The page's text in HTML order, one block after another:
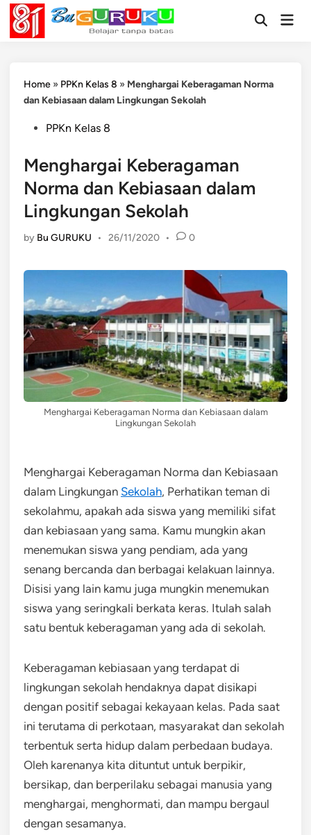
Skip
content
OpenMain
Home » PPKn Kelas 8 » Menghargai Keberagaman Norma
dan Kebiasaan dalam Lingkungan Sekolah
PostedPPKn Kelas 8
Menghargai Keberagaman
Norma dan Kebiasaan dalam
Lingkungan Sekolah
by Bu GURUKU • 26/11/2020 • 0
Menghargai Keberagaman Norma dan Kebiasaan dalam
Lingkungan Sekolah
Menghargai Keberagaman Norma dan Kebiasaan
dalam Lingkungan Sekolah, Perhatikan teman di
sekolahmu, apakah ada siswa yang memiliki sifat
dan kebiasaan yang sama. Kamu mungkin akan
menemukan siswa yang pendiam, ada yang
senang bercanda dan berbagai kelakuan lainnya.
Disisi yang lain kamu juga mungkin menemukan
siswa yang seringkali berkata keras. Itulah salah
satu bentuk keberagaman yang ada di sekolah.
Keberagaman kebiasaan yang terdapat di
lingkungan sekolah hendaknya dapat disikapi
dengan positif sebagai kekayaan kelas. Pada saat
ini terutama di perkotaan, masyarakat dan sekolah
terbentuk serta hidup dalam perbedaan budaya.
Oleh karenanya kita dituntut untuk berpikir,
bersikap, dan berperilaku sebagai manusia yang
menghargai, menghormati, dan mampu bergaul
dengan sesamanya.